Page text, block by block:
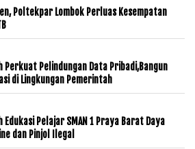
Poltekpar Lombok Perluas Kesempatan
Perkuat Pelindungan Data Pribadi,Bangun
di Lingkungan Pemerintah
Edukasi Pelajar SMAN 1 Praya Barat Daya
dan Pinjol Ilegal